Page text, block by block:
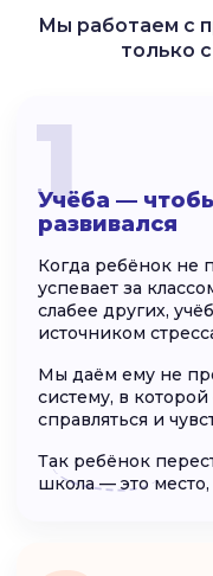
Мы работаем с
только
1
Учёба —
развивался
Когда ребёнок не
успевает за
слабее других,
источником
Мы даём ему не
систему, в
справляться и
Так ребёнок
школа — это место,